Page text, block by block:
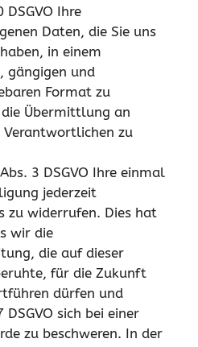
Ihre
Daten, die Sie uns
in einem
gängigen und
Format zu
Übermittlung an
Verantwortlichen zu
3 DSGVO Ihre einmal
jederzeit
zu widerrufen. Dies hat
wir die
die auf dieser
für die Zukunft
dürfen und
sich bei einer
zu beschweren. In der